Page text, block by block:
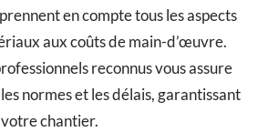
en compte tous les aspects
aux coûts de main-d’œuvre.
reconnus vous assure
normes et les délais, garantissant
chantier.